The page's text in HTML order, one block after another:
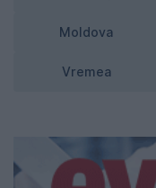
Moldova
Vremea